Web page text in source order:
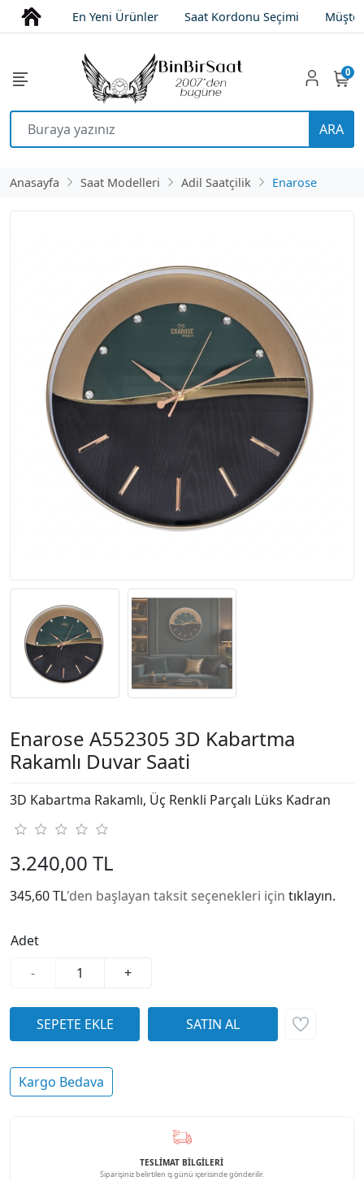
En Yeni Ürünler Saat Kordonu Seçimi
ARA
0
Anasayfa Saat Modelleri Adil Saatçilik Enarose
Enarose A552305 3D Kabartma
Rakamlı Duvar Saati
3D Kabartma Rakamlı, Üç Renkli Parçalı Lüks Kadran
3.240,00 TL
345,60 TL'den başlayan taksit seçenekleri için tıklayın.
Adet
-
+
Kargo Bedava
TESLİMAT BİLGİLERİ
Siparişiniz belirtilen iş günü içerisinde gönderilir.